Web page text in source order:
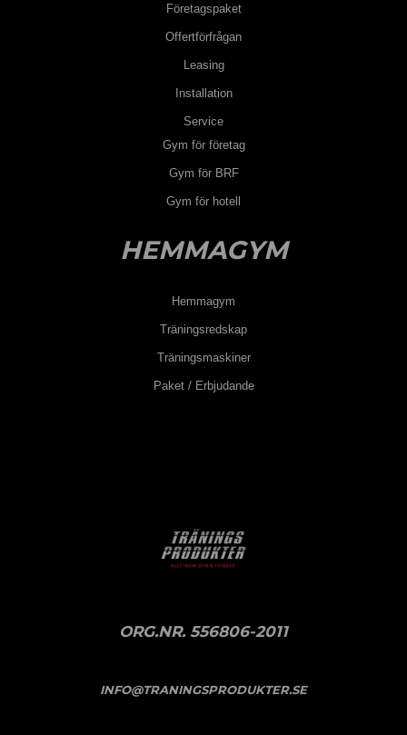
Företagspaket
Offertförfrågan
Leasing
Installation
Service
Gym för företag
Gym för BRF
Gym för hotell
HEMMAGYM
Hemmagym
Träningsredskap
Träningsmaskiner
Paket / Erbjudande
ORG.NR. 556806-2011
INFO@TRANINGSPRODUKTER.SE